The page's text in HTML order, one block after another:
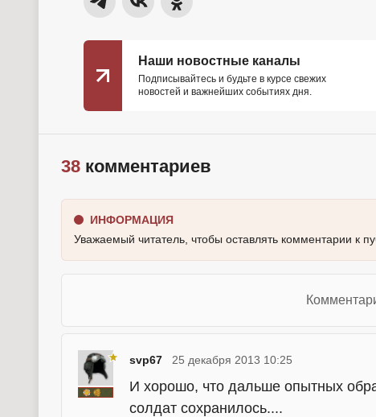
Наши новостные каналы
Подписывайтесь и будьте в курсе свежих
новостей и важнейших событиях дня.
38 комментариев
ИНФОРМАЦИЯ
Уважаемый читатель, чтобы оставлять комментарии к
svp67 25 декабря 2013 10:25
И хорошо, что дальше опытных
солдат сохранилось....